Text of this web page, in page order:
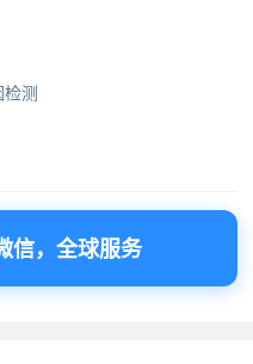
测
信，全球服务